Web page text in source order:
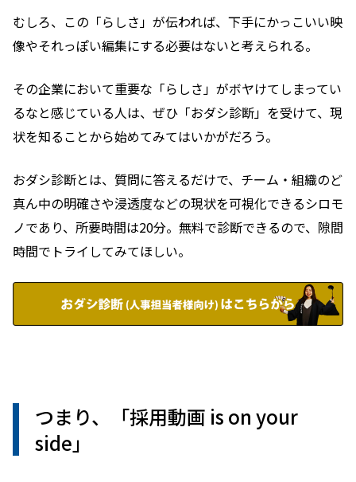
むしろ、この「らしさ」が伝われば、下手にかっこいい映
像やそれっぽい編集にする必要はないと考えられる。
その企業において重要な「らしさ」がボヤけてしまってい
るなと感じている人は、ぜひ「おダシ診断」を受けて、現
状を知ることから始めてみてはいかがだろう。
おダシ診断とは、質問に答えるだけで、チーム・組織のど
真ん中の明確さや浸透度などの現状を可視化できるシロモ
ノであり、所要時間は20分。無料で診断できるので、隙間
時間でトライしてみてほしい。
つまり、「採用動画 is on your
side」